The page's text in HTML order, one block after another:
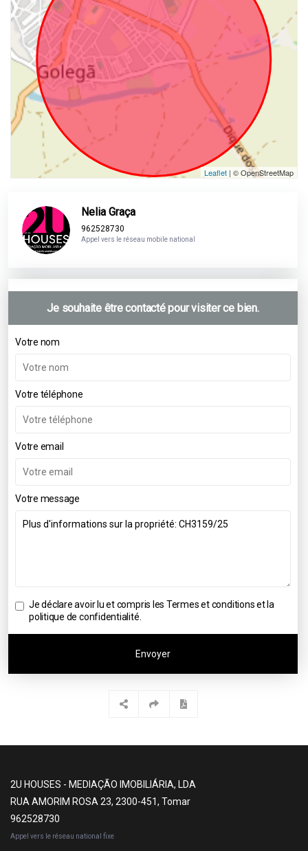
Leaflet | © OpenStreetMap
Nelia Graça
962528730
Appel vers le réseau mobile national
Je souhaite être contacté pour visiter ce bien.
Votre nom
Votre téléphone
Votre email
Votre message
Je déclare avoir lu et compris les Termes et conditions et la
politique de confidentialité
Envoyer
2U HOUSES - MEDIAÇÃO IMOBILIÁRIA, LDA
RUA AMORIM ROSA 23, 2300-451, Tomar
962528730
Appel vers le réseau national fixe